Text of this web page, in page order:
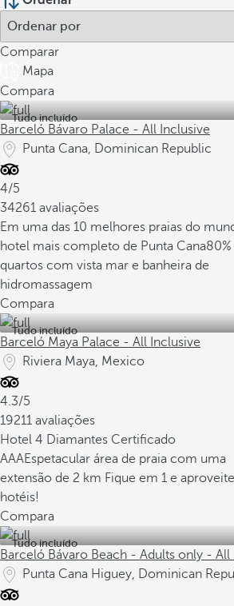
Comparar
Mapa
Compara
Tudo incluído
Barceló Bávaro Palace - All Inclusive
Punta Cana, Dominican Republic
4/5
34261 avaliações
Em uma das 10 melhores praias do
hotel mais completo de Punta Cana
quartos com vista mar e banheira de
hidromassagem
Compara
Tudo incluído
Barceló Maya Palace - All Inclusive
Riviera Maya, Mexico
4.3/5
19211 avaliações
Hotel 4 Diamantes Certificado
AAAEspetacular área de praia com uma
extensão de 2 km Fique em 1 e
hotéis!
Compara
Tudo incluído
Barceló Bávaro Beach - Adults only - All
Punta Cana Higuey, Dominican